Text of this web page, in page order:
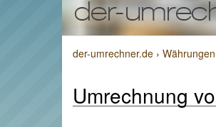
der-umrechner.de › Währungen
Umrechnung